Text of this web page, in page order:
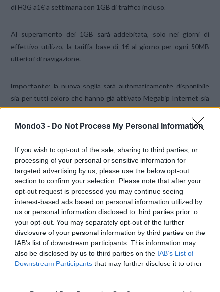
Mondo3 - Do Not Process My Personal Information
If you wish to opt-out of the sale, sharing to third parties, or
processing of your personal or sensitive information for
targeted advertising by us, please use the below opt-out
section to confirm your selection. Please note that after your
opt-out request is processed you may continue seeing
interest-based ads based on personal information utilized by
us or personal information disclosed to third parties prior to
your opt-out. You may separately opt-out of the further
disclosure of your personal information by third parties on the
IAB’s list of downstream participants. This information may
also be disclosed by us to third parties on the IAB’s List of
Downstream Participants that may further disclose it to other
di H3G a1€ a settimana con 1GB di traffico incluso.
Al superamento dei 1GB sarà addebitata, solo nei giorni di
effettivo utilizzo, la tariffa base di 1€ al giorno per ogni 50MB
ulteriori di navigazione.
Importante: la nuova soglia sarà automaticamente disponibile
sia per tutti coloro che hanno già attivato Megabip Internet sia
per i nuovi clienti.
E-mail LinkedIn Facebook
X Mastodon Telegram
WhatsApp Stampa Altro
LE MIGLIORI OFFERTE AMAZON